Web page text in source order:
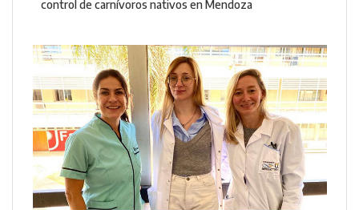
control de carnívoros nativos en Mendoza